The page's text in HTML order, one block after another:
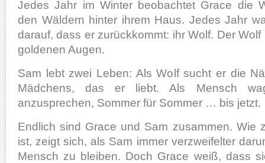
Jedes Jahr im Winter beobachtet Grace die
den Wäldern hinter ihrem Haus. Jedes Jahr
darauf, dass er zurückkommt: ihr Wolf. Der Wolf
goldenen Augen.
Sam lebt zwei Leben: Als Wolf sucht er die
Mädchens, das er liebt. Als Mensch
anzusprechen, Sommer für Sommer … bis jetzt.
Endlich sind Grace und Sam zusammen. Wie
ist, zeigt sich, als Sam immer verzweifelter
Mensch zu bleiben. Doch Grace weiß, dass